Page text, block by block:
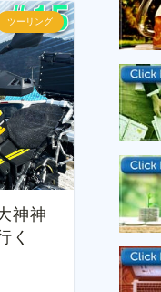
ツーリング
神神
く